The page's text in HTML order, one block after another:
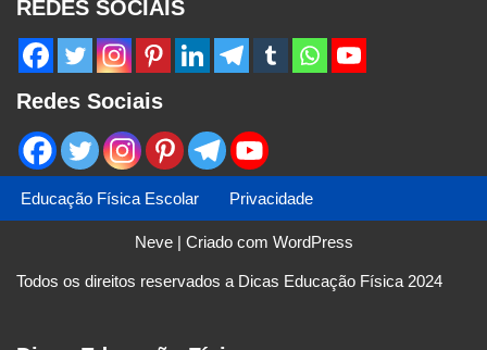
REDES SOCIAIS
Redes Sociais
Educação Física Escolar Privacidade
Neve| Criado com WordPress
Todos os direitos reservados a Dicas Educação Física 2024